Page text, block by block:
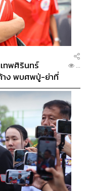
ทพศิรินทร์
าง พบศพปู่-ย่าที่
...